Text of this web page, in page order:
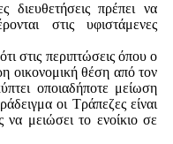
διευθετήσεις πρέπει να
στις υφιστάμενες
στις περιπτώσεις όπου ο
οικονομική θέση από τον
οποιαδήποτε μείωση
οι Τράπεζες είναι
να μειώσει το ενοίκιο σε